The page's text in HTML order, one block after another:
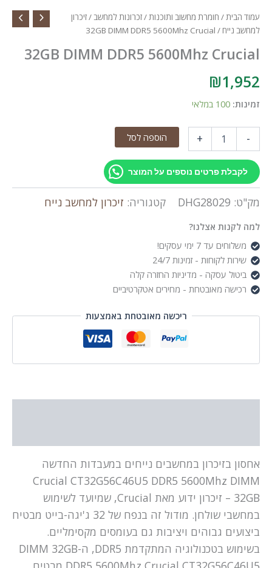
עמוד הבית/ חומרת מחשוב ותוכנות/זכרונות למחשב/זיכרון
למחשב נייח / 32GB DIMM DDR5 5600Mhz Crucial
32GB DIMM DDR5 5600Mhz Crucial
₪1,952
זמינות: 100 במלאי
-
DIMM
DDR5
Crucial
+ הוספה לסל
לקבלת פרטים נוספים על המוצר
מק"ט: DHG28029 קטגוריה: זיכרון למחשב נייח
למה לקנות אצלנו?
משלוחים עד 7 ימי עסקים!
שירות לקוחות - זמינות 24/7
ביטול עסקה - מדיניות החזרה קלה
רכישה מאובטחת - מחירים אטקרטיביים
ריכשה מאובטחת באמצעות
אחסון בזיכרון במחשבים נייחים במעבדות החדשה
Crucial CT32G56C46U5 DDR5 5600Mhz DIMM
32GB – זיכרון ידוע מאת Crucial, שמיועד לשימוש
במחשבי שולחן. מודול זה בנפח של 32 ג'יגה-בייט מבטיח
ביצועים גבוהים ויציבות גם בעומסים מקסימליים.
בשימוש בטכנולוגיה המתקדמת DDR5, ה-DIMM 32GB